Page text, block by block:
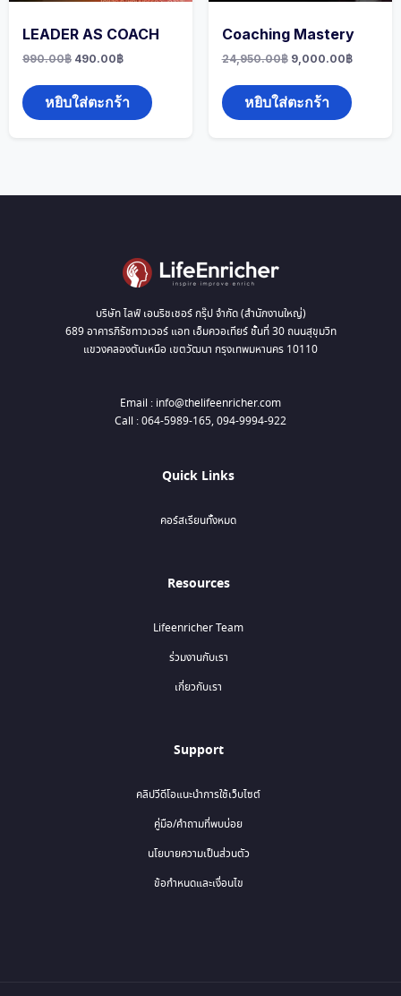
LEADER AS COACH
990.00฿ Original
was:
990.00฿.
490.00฿Current
is:
490.00฿.
หยิบใส่ตะกร้า
Coaching Mastery
24,950.00฿ Original
was:
24,950.00฿.
9,000.00฿Current
หยิบใส่ตะกร้า
บริษัท ไลฟ์ เอนริชเชอร์ กรุ๊ป จำกัด (สำนักงานใหญ่)
689 อาคารภิรัชทาวเวอร์ แอท เอ็มควอเทียร์ ชั้นที่ 30 ถนนสุขุมวิท
แขวงคลองตันเหนือ เขตวัฒนา กรุงเทพมหานคร 10110
Email : info@thelifeenricher.com
Call : 064-5989-165, 094-9994-922
Quick Links
คอร์สเรียนทั้งหมด
Resources
Lifeenricher Team
ร่วมงานกับเรา
เกี่ยวกับเรา
Support
คลิปวีดีโอแนะนำการใช้เว็บไซต์
คู่มือ/คำถามที่พบบ่อย
นโยบายความเป็นส่วนตัว
ข้อกำหนดและเงื่อนไข